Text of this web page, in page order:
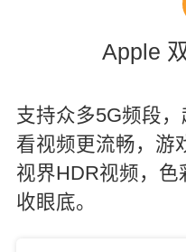
Apple
支持众多5G频段，
看视频更流畅，游
视界HDR视频，
收眼底。